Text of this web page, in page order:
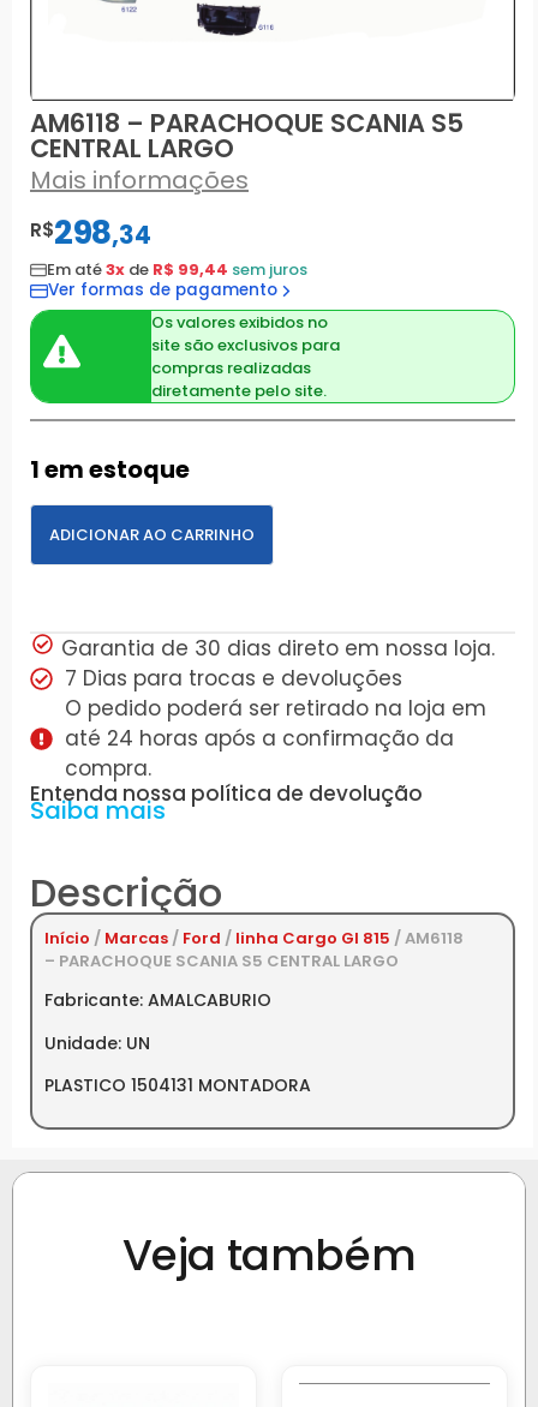
AM6118 – PARACHOQUE SCANIA S5
CENTRAL LARGO
Mais informações
R$298,34
Em até3x de R$ 99,44 sem juros
Ver formas de pagamento
Os valores exibidos no
site são exclusivos para
compras realizadas
diretamente pelo site.
1 em estoque
ADICIONAR AO CARRINHO
Garantia de 30 dias direto em nossa loja.
7 Dias para trocas e devoluções
O pedido poderá ser retirado na loja em
até 24 horas após a confirmação da
compra.
Entenda nossa política de devolução
Saiba mais
Descrição
Início / Marcas / Ford / linha Cargo GI 815 / AM6118
– PARACHOQUE SCANIA S5 CENTRAL LARGO
Fabricante: AMALCABURIO
Unidade: UN
PLASTICO 1504131 MONTADORA
Veja também